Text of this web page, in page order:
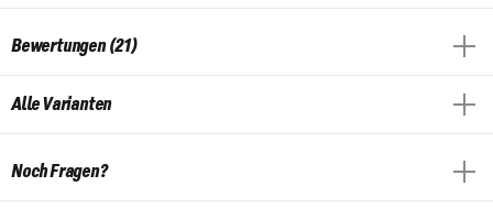
Bewertungen (21)
Alle Varianten
Noch Fragen?